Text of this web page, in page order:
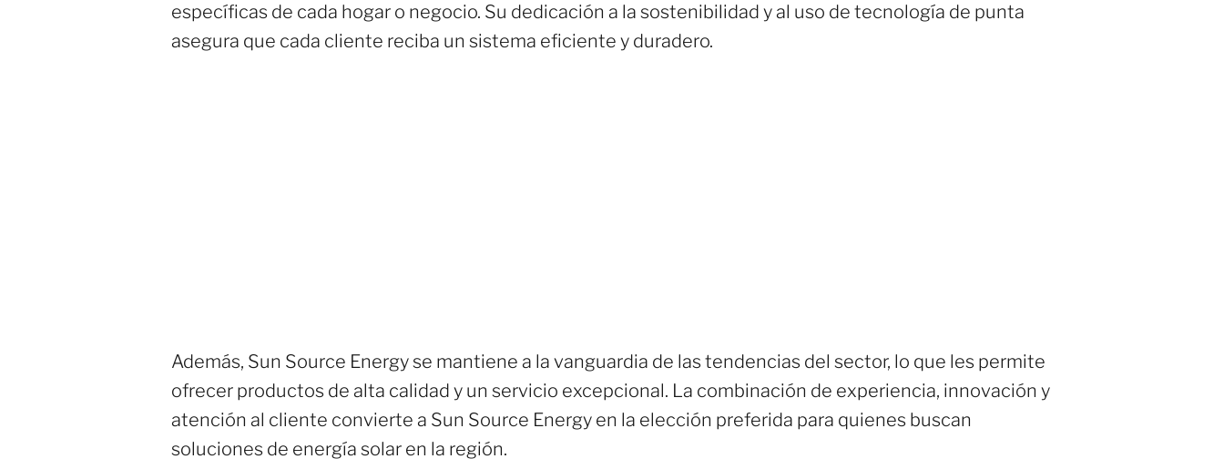
específicas de cada hogar o negocio. Su dedicación a la sostenibilidad y al uso de tecnología de punta
asegura que cada cliente reciba un sistema eficiente y duradero.
Además, Sun Source Energy se mantiene a la vanguardia de las tendencias del sector, lo que les permite
ofrecer productos de alta calidad y un servicio excepcional. La combinación de experiencia, innovación y
atención al cliente convierte a Sun Source Energy en la elección preferida para quienes buscan
soluciones de energía solar en la región.